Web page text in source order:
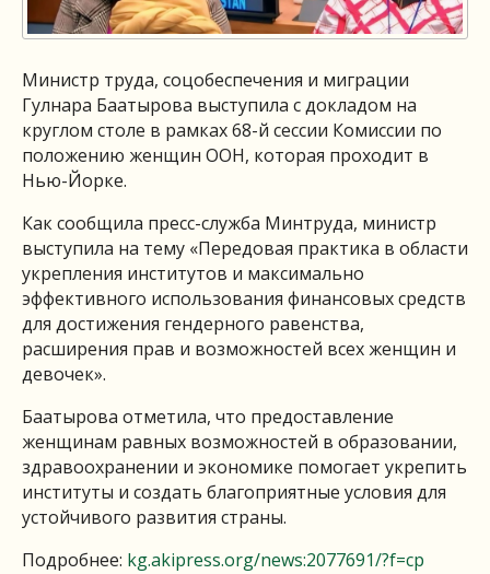
Министр труда, соцобеспечения и миграции
Гулнара Баатырова выступила с докладом на
круглом столе в рамках 68-й сессии Комиссии по
положению женщин ООН, которая проходит в
Нью-Йорке.
Как сообщила пресс-служба Минтруда, министр
выступила на тему «Передовая практика в области
укрепления институтов и максимально
эффективного использования финансовых средств
для достижения гендерного равенства,
расширения прав и возможностей всех женщин и
девочек».
Баатырова отметила, что предоставление
женщинам равных возможностей в образовании,
здравоохранении и экономике помогает укрепить
институты и создать благоприятные условия для
устойчивого развития страны.
Подробнее: kg.akipress.org/news:2077691/?f=cp